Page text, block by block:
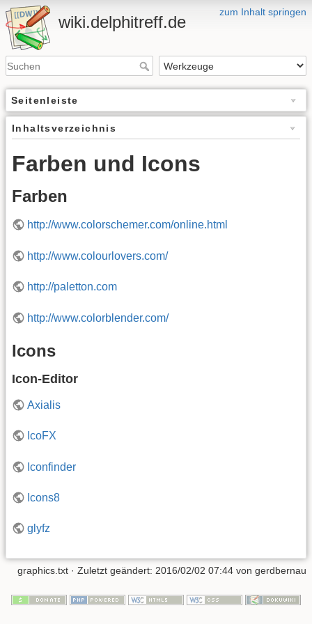
zum Inhalt springen
wiki.delphitreff.de
Seitenleiste
Inhaltsverzeichnis
Farben und Icons
Farben
http://www.colorschemer.com/online.html
http://www.colourlovers.com/
http://paletton.com
http://www.colorblender.com/
Icons
Icon-Editor
Axialis
IcoFX
Iconfinder
Icons8
glyfz
graphics.txt · Zuletzt geändert: 2016/02/02 07:44 von gerdbernau